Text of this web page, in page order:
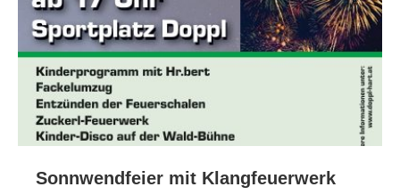
Sonnwendfeier mit Klangfeuerwerk